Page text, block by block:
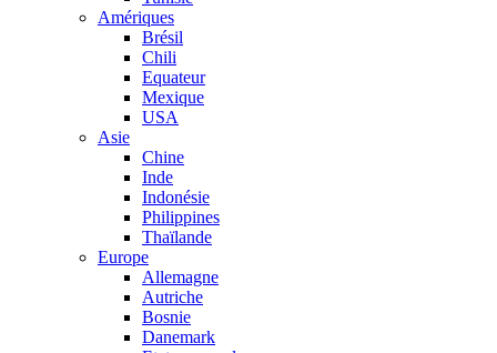
Amériques
Brésil
Chili
Equateur
Mexique
USA
Asie
Chine
Inde
Indonésie
Philippines
Thaïlande
Europe
Allemagne
Autriche
Bosnie
Danemark